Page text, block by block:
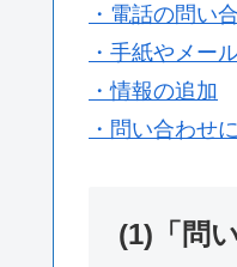
・電話の問い
・手紙やメー
・情報の追加
・問い合わせ
(1)「問